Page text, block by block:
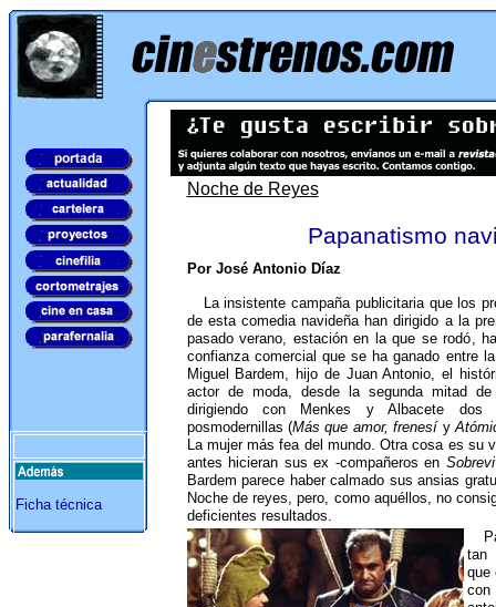
Ficha técnica
Noche de Reyes
Papanatismo
Por José Antonio Díaz
La insistente campaña publicitaria que los
de esta comedia navideña han dirigido a la
pasado verano, estación en la que se rodó,
confianza comercial que se ha ganado entre
Miguel Bardem, hijo de Juan Antonio, el
actor de moda, desde la segunda mitad
dirigiendo con Menkes y Albacete dos
posmodernillas (Más que amor, frenesíy
La mujer más fea del mundo. Otra cosa es su
antes hicieran sus ex -compañeros en
Bardem parece haber calmado sus ansias
Noche de reyes, pero, como aquéllos, no
deficientes resultados.
tan
que